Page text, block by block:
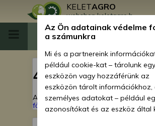
KELETAGRO
webshop.keletagro.hu
404
A keresett oldal nem található!
főoldalra
Az Ön adatainak védelme
a számunkra
Mi és a partnereink
például cookie-kat – tárolunk egy
eszközön vagy hozzáférünk az
eszközön tárolt információkhoz,
személyes adatokat – például
azonosítókat és az eszköz által